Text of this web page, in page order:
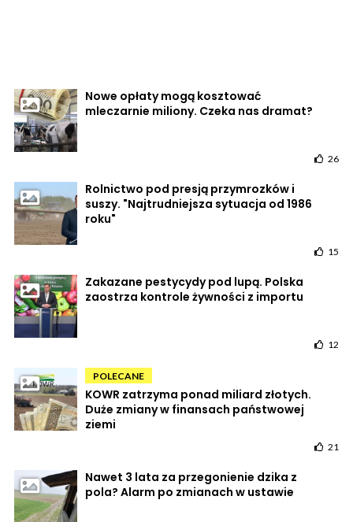
Nowe opłaty mogą kosztować
mleczarnie miliony. Czeka nas dramat?
26
Rolnictwo pod presją przymrozków i
suszy. "Najtrudniejsza sytuacja od 1986
roku"
15
Zakazane pestycydy pod lupą. Polska
zaostrza kontrole żywności z importu
12
POLECANE
KOWR zatrzyma ponad miliard złotych.
Duże zmiany w finansach państwowej
ziemi
21
Nawet 3 lata za przegonienie dzika z
pola? Alarm po zmianach w ustawie